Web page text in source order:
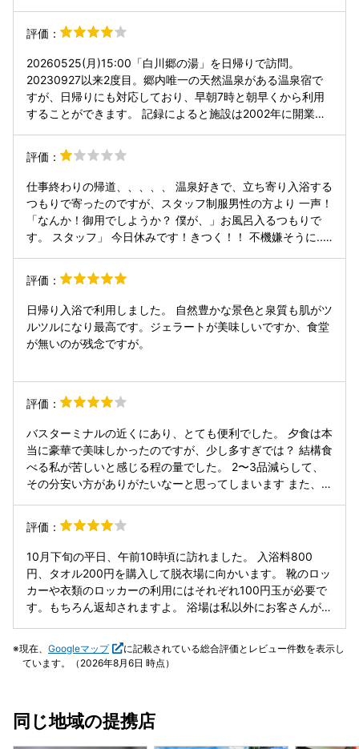
評価：
20260525(月)15:00「白川郷の湯」を日帰りで訪問。
20230927以来2度目。郷内唯一の天然温泉がある温泉宿で
すが、日帰りにも対応しており、早朝7時と朝早くから利用
することができます。 記録によると施設は2002年に開業
失われるという不幸に見舞われ、一時は廃業も考えられたよ
うですが、クラファンなども実施して2023年にリニューア
ルオープンを果たして今に至ります。 営業は7-21時(〆20時)
で料金は大人800円、支払いは券売機にて現金のみ。靴箱と
脱衣ロッカーは100円返却式のものと棚と籠があります。 浴
場は基本、男湯=ドライサウナ側、女湯=ミストサウナ側とな
っていますが、水木曜のみ入れ替わりがあるようで、今回は
ー付混合栓3+5基、内風呂40℃、ほぼお一人様の小さな水
露天風呂があります。 アメニティとしてはボディーソープ、
シャンプー、コンディショナー、ドライヤーの備え付けがあ
り、ソープは高級なニシカワヤの「ラ・アンジェラグ ベー
ニタの体重計、中富の冷水器、スイデンの工場扇、15分200
円でフジ医療器のマッサージ機などがあります。 掲示されて
低温泉のナトリウム-塩化物泉(いわゆる食塩泉)で、湧出
120ℓ、泉温26.9℃、pH7.8、溶存物質3132mg。知覚的には
淡黄色透明の微弱苦味微弱硫化水素臭で、トロミがあり、や
やベタ付ながらもしっとり潤う「熱の湯」になっています。
きます。正直なところ泉質にあまり特徴がなく、場所柄イン
バウンドのお客さんが多い宿ですが、世界文化遺産内の貴重
な温泉という事で末永く続いて欲しいと思います。
評価：
仕事終わりの帰道、、、、、 温泉好きで、立ち寄り入浴する
つもりで寄ったのですが、スタッフ制服男性の方より 一声！
「なんか！御用でしようか？ 僕が、」お風呂入るつもりで
す。 スタッフ」 今日休みです！きつく！！ 不機嫌そうに...
い方でも、受けちがうと思いますが、、、あの言い方口調は
僕も 同じく、サービス業務です が、例えば下記くらい
は、、 「本日お休みにてまたのお越しお待ちしております」
とか言えないものなのかな？ 又は、 ...感じ悪い対応訳は？
無断駐車？でもされると思ったのかな？😩 ※何度も白川郷行
ってるけど、観光する時は近く、 （せせらぎ P （お金）し
評価：
日帰り入浴で利用しました。 自然豊かな景色と泉質も肌がツ
ルツルになり最高です。ジェラートが美味しいですか、食堂
が無いのが残念ですが。
評価：
バスターミナルの近くにあり、とても便利でした。 夕食は本
当に豪華で美味しかったのですが、少し多すぎでは？ 結構食
べる私が苦しいと感じる程の量でした。 2〜3品減らして、
その分安い方がありがたいなーと思ってしまいます また、部
度に音がドシンドシンと響いてびっくりしました。 隣室の人
の声も結構遅くまで響いて眠れなかったし、防音は全く..💦
ただ大浴場は快適で、ゆったり浸かれました♪ 場所は本当に
いいので、早朝は外履きを借りて1時間ほど白川郷の散歩を
楽しみました。 疲れて帰ってきても、帰りのバス停まで直ぐ
だったので安心。 気になった音も多分階段近くの部屋で無け
れば大丈夫でしょう。
評価：
10月下旬の平日、午前10時頃に訪れました。 入浴料800
円、タオル200円を購入して脱衣場に向かいます。 靴のロッ
カーや衣類のロッカーの利用にはそれぞれ100円玉が必要で
す。もちろん返却されますよ。 浴場は私以外にお客さんがい
ることができました。ナトリウム塩化物泉に10分ほど浸か
り、体が温まってから露天風呂へと歩を進めます。そこでは
次々と渡って行くのが見えます。 洗い場は一人一人の間隔が
現在、 Googleマップ
に記載されている総合評価とレビュー件数を表示し
ています。（2026年8月6日 時点）
同じ地域の提携店